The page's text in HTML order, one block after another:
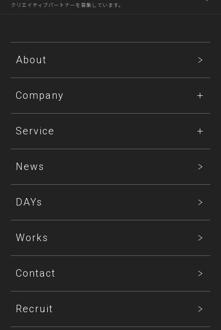
クリエイティブパートナーを募集しています。
About
Company
Service
News
DAYs
Works
Contact
Recruit